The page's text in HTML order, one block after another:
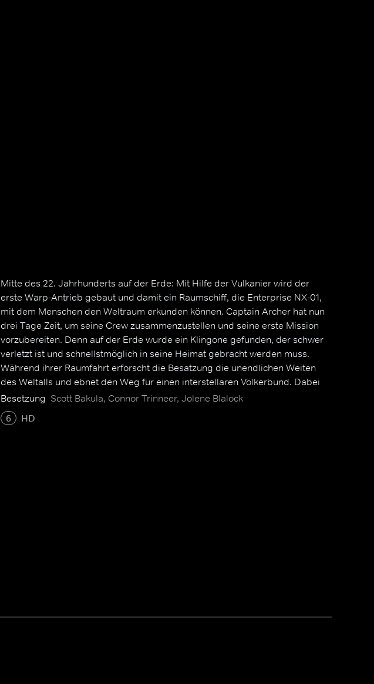
Mitte des 22. Jahrhunderts auf der Erde: Mit Hilfe der Vulkanier wird der
erste Warp-Antrieb gebaut und damit ein Raumschiff, die Enterprise NX-01,
mit dem Menschen den Weltraum erkunden können. Captain Archer hat nun
drei Tage Zeit, um seine Crew zusammenzustellen und seine erste Mission
vorzubereiten. Denn auf der Erde wurde ein Klingone gefunden, der schwer
verletzt ist und schnellstmöglich in seine Heimat gebracht werden muss.
Während ihrer Raumfahrt erforscht die Besatzung die unendlichen Weiten
des Weltalls und ebnet den Weg für einen interstellaren Völkerbund. Dabei
stehen dem Captain sein Hund Porthos, die vulkanische
Wissenschaftsoffizierin T'Pol, der Chefingenieur Trip sowie der medizinische
Offizier Dr. Phlox zur Seite.
Besetzung Scott Bakula, Connor Trinneer, Jolene Blalock
6
HD